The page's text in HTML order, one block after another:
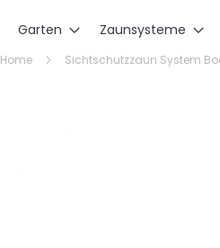
Garten Zaunsysteme
Home Sichtschutzzaun System